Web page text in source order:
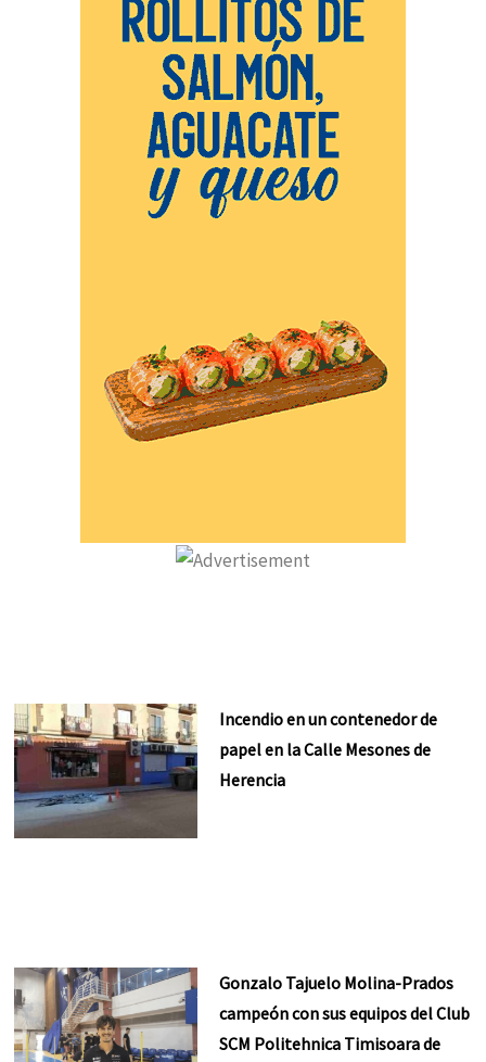
Incendio en un contenedor de
papel en la Calle Mesones de
Herencia
Gonzalo Tajuelo Molina-Prados
campeón con sus equipos del Club
SCM Politehnica Timisoara de